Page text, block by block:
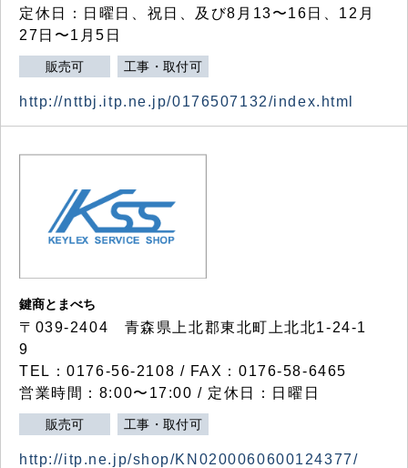
定休日：日曜日、祝日、及び8月13〜16日、12月
27日〜1月5日
販売可 工事・取付可
http://nttbj.itp.ne.jp/0176507132/index.html
鍵商とまべち
〒039-2404 青森県上北郡東北町上北北1-24-1
9
TEL：0176-56-2108 / FAX：0176-58-6465
営業時間：8:00〜17:00 / 定休日：日曜日
販売可 工事・取付可
http://itp.ne.jp/shop/KN0200060600124377/